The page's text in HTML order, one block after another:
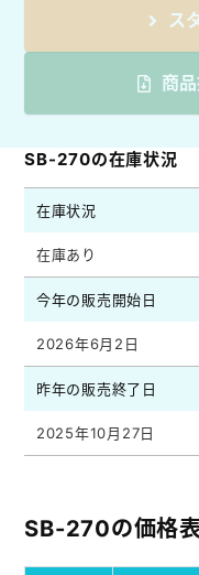
ス
商
SB-270の在庫状況
在庫状況
在庫あり
今年の販売開始日
2026年6月2日
昨年の販売終了日
2025年10月27日
SB-270の価格表